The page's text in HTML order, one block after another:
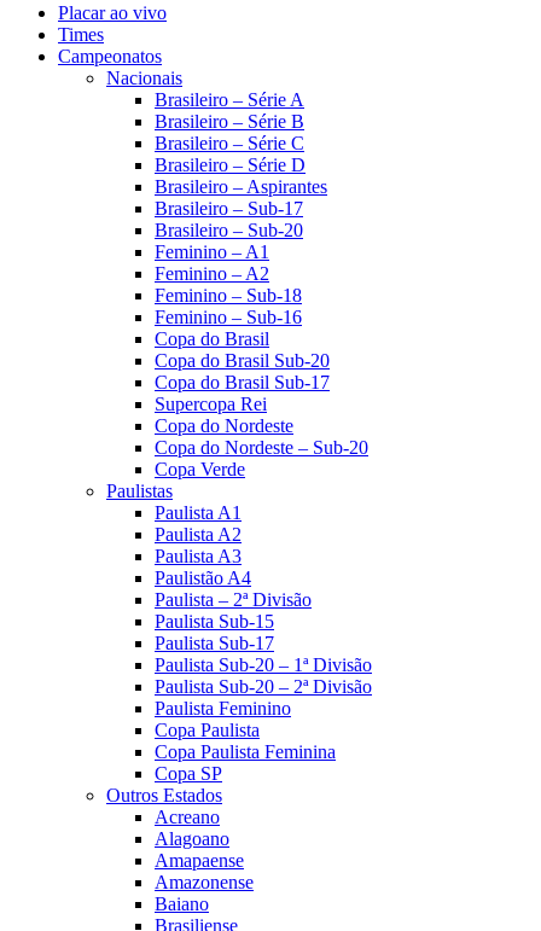
Placar ao vivo
Times
Campeonatos
Nacionais
Brasileiro – Série A
Brasileiro – Série B
Brasileiro – Série C
Brasileiro – Série D
Brasileiro – Aspirantes
Brasileiro – Sub-17
Brasileiro – Sub-20
Feminino – A1
Feminino – A2
Feminino – Sub-18
Feminino – Sub-16
Copa do Brasil
Copa do Brasil Sub-20
Copa do Brasil Sub-17
Supercopa Rei
Copa do Nordeste
Copa do Nordeste – Sub-20
Copa Verde
Paulistas
Paulista A1
Paulista A2
Paulista A3
Paulistão A4
Paulista – 2ª Divisão
Paulista Sub-15
Paulista Sub-17
Paulista Sub-20 – 1ª Divisão
Paulista Sub-20 – 2ª Divisão
Paulista Feminino
Copa Paulista
Copa Paulista Feminina
Copa SP
Outros Estados
Acreano
Alagoano
Amapaense
Amazonense
Baiano
Brasiliense